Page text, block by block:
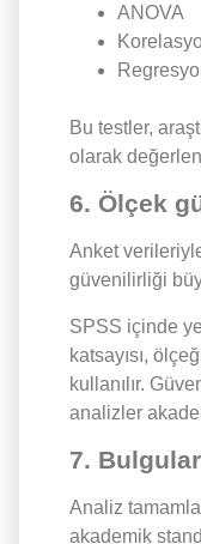
ANOVA
Bu testler,
olarak
6. Ölçek
Anket
güvenilirliği
SPSS içinde
katsayısı,
kullanılır.
analizler
7.
Analiz
akademik